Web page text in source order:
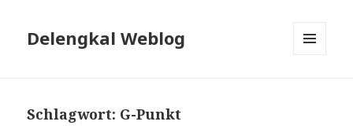
Delengkal Weblog
Schlagwort: G-Punkt